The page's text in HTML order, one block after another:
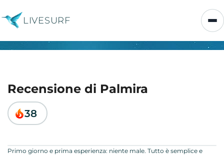
LIVESURF
Recensione di Palmira
38
Primo giorno e prima esperienza: niente male. Tutto è semplice e